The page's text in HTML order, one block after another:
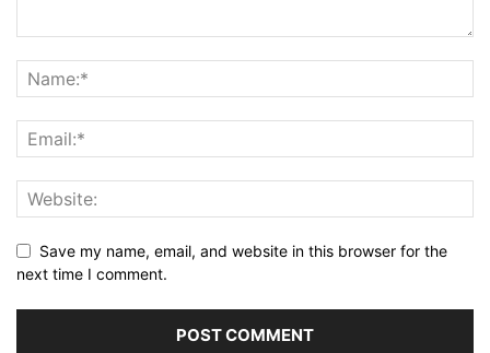
Save my name, email, and website in this browser for the
next time I comment.